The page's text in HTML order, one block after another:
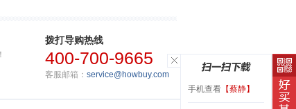
手机查看 【蔡静】
拨打导购热线
400-700-9665
客服邮箱： service@howbuy.com